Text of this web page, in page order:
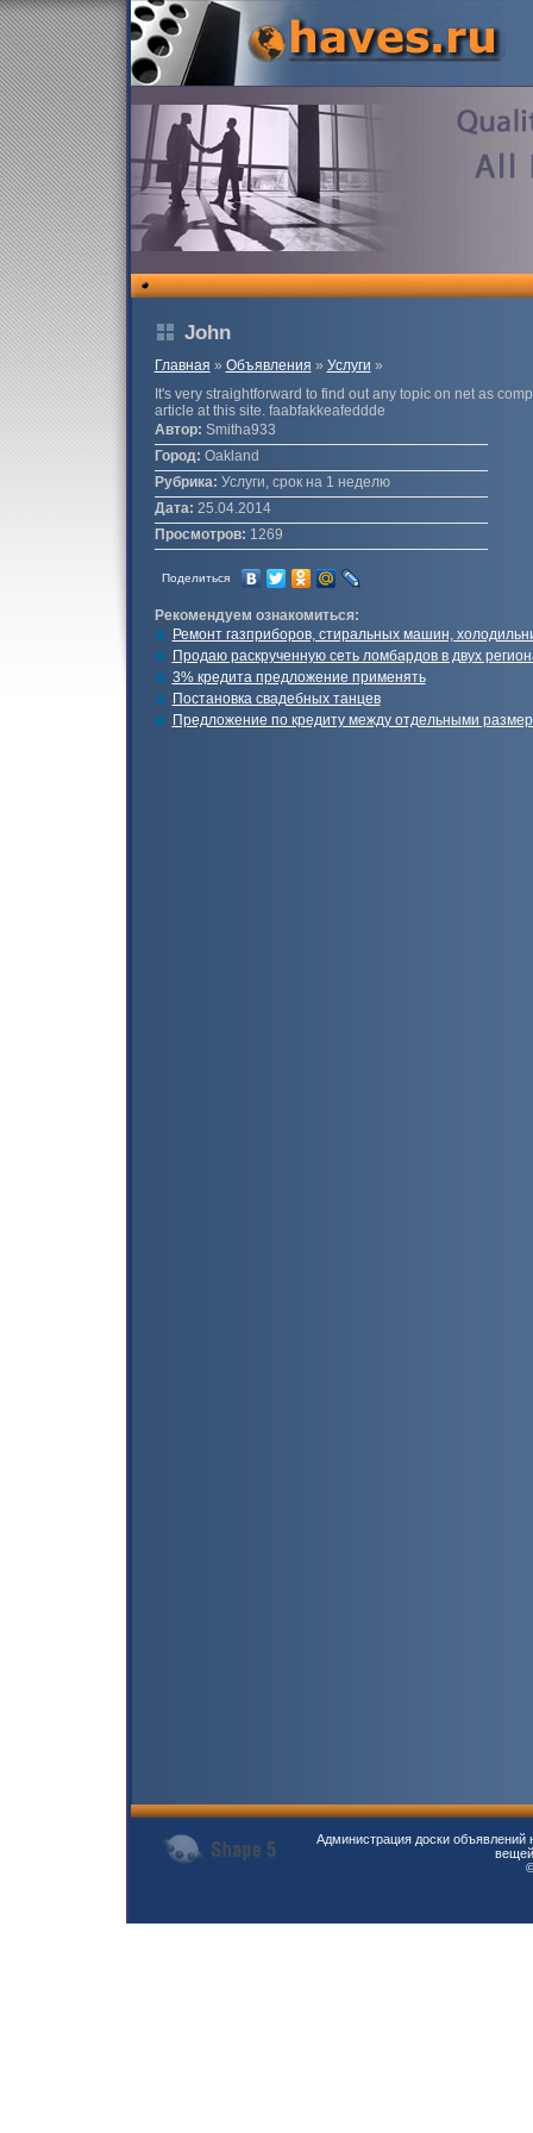
John
Главная » Объявления » Услуги »
It's very straightforward to find out any topic on net as
article at this site. faabfakkeafeddde
Автор: Smitha933
Город: Oakland
Рубрика: Услуги, срок на 1 неделю
Дата: 25.04.2014
Просмотров: 1269
Поделиться
Рекомендуем ознакомиться:
Ремонт газприборов, стиральных машин,
Продаю раскрученную сеть ломбардов в двух
3% кредита предложение применять
Постановка свадебных танцев
Предложение по кредиту между отдельными
Администрация доски объявлений